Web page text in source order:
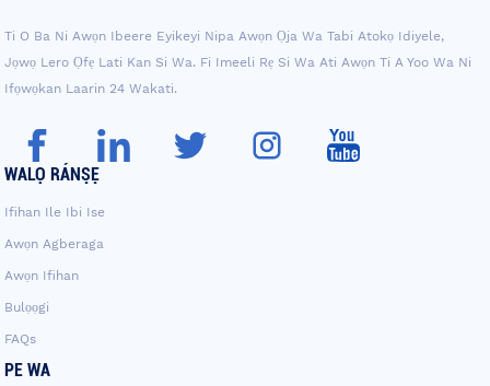
Ti O Ba Ni Awọn Ibeere Eyikeyi Nipa Awọn Ọja Wa Tabi Atokọ Idiyele,
Jọwọ Lero Ọfẹ Lati Kan Si Wa. Fi Imeeli Rẹ Si Wa Ati Awọn Ti A Yoo Wa Ni
Ifọwọkan Laarin 24 Wakati.
WALỌ RÁNṢẸ
Ifihan Ile Ibi Ise
Awọn Agberaga
Awọn Ifihan
Bulọọgi
FAQs
PE WA